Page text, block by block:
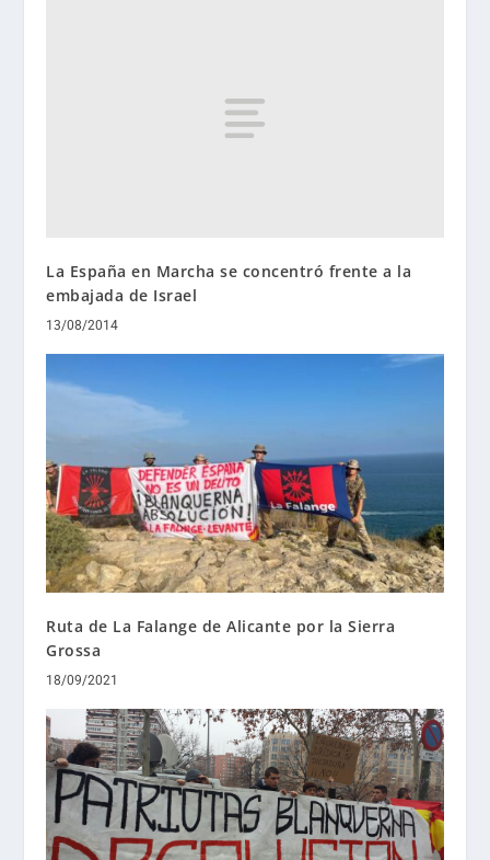
La España en Marcha se concentró frente a la
embajada de Israel
13/08/2014
Ruta de La Falange de Alicante por la Sierra
Grossa
18/09/2021